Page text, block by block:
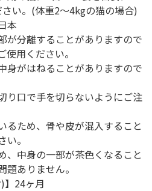
い。(体重2～4kgの猫の場合)
本
が分離することがありますので
用ください。
身がはねることがありますので
り口で手を切らないようにご注
るため、骨や皮が混入すること
。
、中身の一部が茶色くなること
ありません。
】24ヶ月